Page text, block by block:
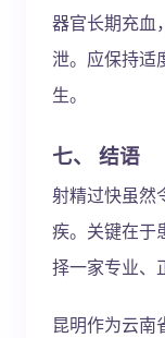
器官长期充血
泄。应保持适
生。
七、 结语
射精过快虽然
疾。关键在于
择一家专业、
昆明作为云南